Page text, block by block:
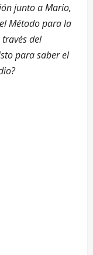
junto a Mario,
Método para la
del
para saber el